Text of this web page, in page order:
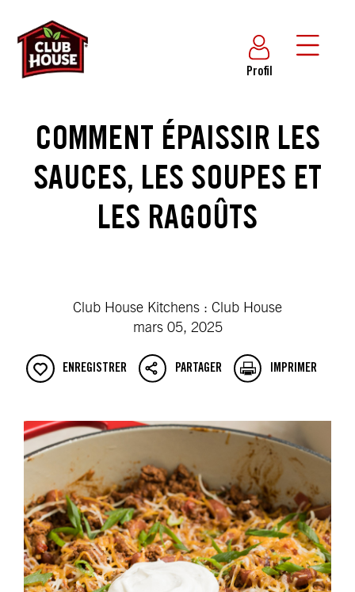
Profil
COMMENT ÉPAISSIR LES
SAUCES, LES SOUPES ET
LES RAGOÛTS
Club House Kitchens : Club House
mars 05, 2025
ENREGISTRER PARTAGER IMPRIMER